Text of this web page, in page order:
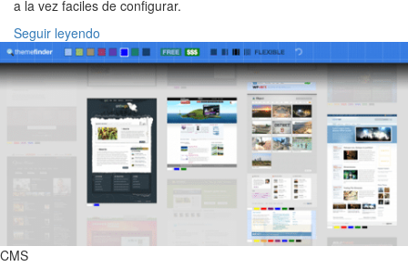
a la vez faciles de configurar.
Seguir leyendo
CMS